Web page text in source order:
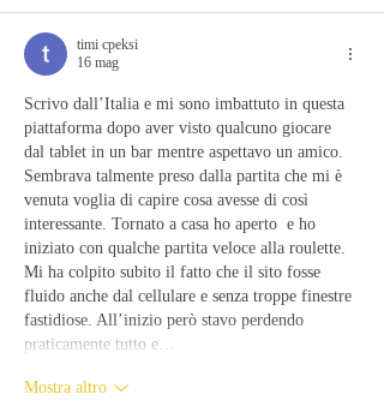
timi cpeksi
16 mag
Scrivo dall’Italia e mi sono imbattuto in questa
piattaforma dopo aver visto qualcuno giocare
dal tablet in un bar mentre aspettavo un amico.
Sembrava talmente preso dalla partita che mi è
venuta voglia di capire cosa avesse di così
interessante. Tornato a casa ho aperto  e ho
iniziato con qualche partita veloce alla roulette.
Mi ha colpito subito il fatto che il sito fosse
fluido anche dal cellulare e senza troppe finestre
fastidiose. All’inizio però stavo perdendo
praticamente tutto e…
Mostra altro